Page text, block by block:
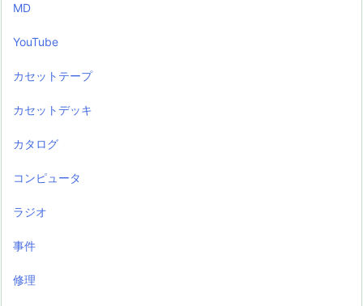
MD
YouTube
カセットテープ
カセットデッキ
カタログ
コンピュータ
ラジオ
事件
修理